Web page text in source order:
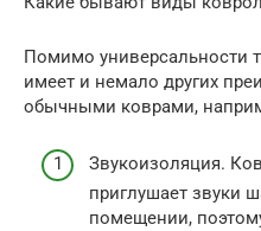
Помимо универсальности
имеет и немало других
обычными коврами,
Звукоизоляция.
приглушает звуки
помещении,